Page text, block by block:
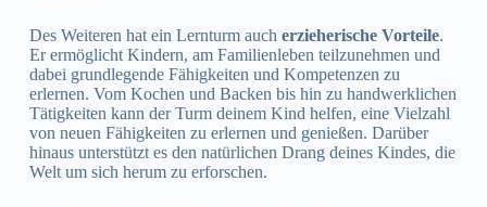
Des Weiteren hat ein Lernturm auch erzieherische Vorteile.
Er ermöglicht Kindern, am Familienleben teilzunehmen und
dabei grundlegende Fähigkeiten und Kompetenzen zu
erlernen. Vom Kochen und Backen bis hin zu handwerklichen
Tätigkeiten kann der Turm deinem Kind helfen, eine Vielzahl
von neuen Fähigkeiten zu erlernen und genießen. Darüber
hinaus unterstützt es den natürlichen Drang deines Kindes, die
Welt um sich herum zu erforschen.